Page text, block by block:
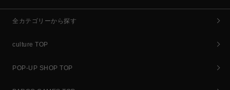
全カテゴリーから探す
culture TOP
POP-UP SHOP TOP